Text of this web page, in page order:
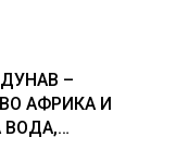
–
АФРИКА И
ВОДА,